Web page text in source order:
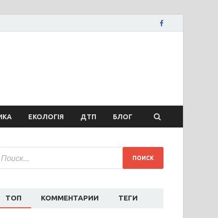
ЕКОЛОГІЯ ДТП БЛОГ
ТОП КОММЕНТАРИИ ТЕГИ